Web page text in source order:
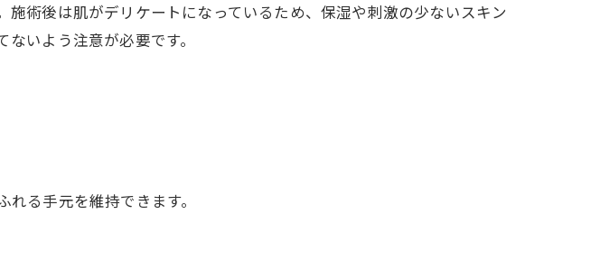
術後は肌がデリケートになっているため、保湿や刺激の少ないスキン
いよう注意が必要です。
る手元を維持できます。